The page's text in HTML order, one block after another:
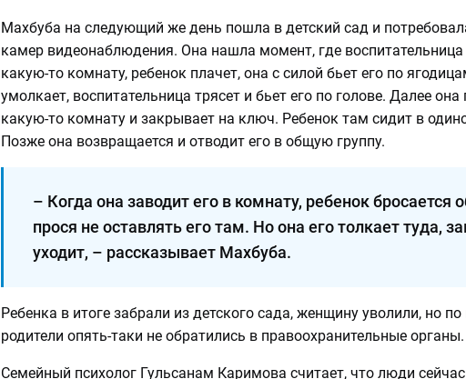
Махбуба на следующий же день пошла в детский сад и
камер видеонаблюдения. Она нашла момент, где
какую-то комнату, ребенок плачет, она с силой бьет его по
умолкает, воспитательница трясет и бьет его по голове. Далее
какую-то комнату и закрывает на ключ. Ребенок там сидит в
Позже она возвращается и отводит его в общую группу.
– Когда она заводит его в комнату, ребенок бросается
прося не оставлять его там. Но она его толкает туда,
уходит, – рассказывает Махбуба.
Ребенка в итоге забрали из детского сада, женщину уволили, но
родители опять-таки не обратились в правоохранительные органы.
Семейный психолог Гульсанам Каримова считает, что люди